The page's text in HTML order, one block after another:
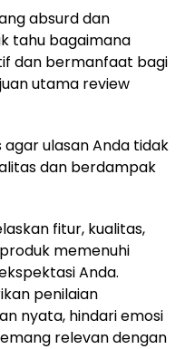
absurd dan
tahu bagaimana
dan bermanfaat bagi
utama review
ulasan Anda tidak
dan berdampak
fitur, kualitas,
memenuhi
Anda.
penilaian
nyata, hindari emosi
relevan dengan